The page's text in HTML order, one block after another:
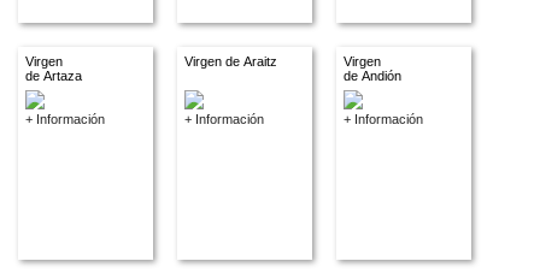
Virgen
de Artaza
+ Información
Virgen de Araitz
+ Información
Virgen
de Andión
+ Información